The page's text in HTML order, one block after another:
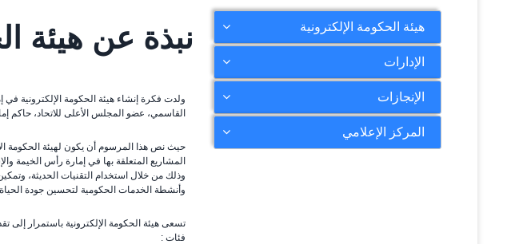
هيئة الحكومة الإلكترونية
الإدارات
الإنجازات
المركز الإعلامي
نبذة عن هيئة
القاسمي، عضو المجلس الأعلى للاتحاد، حاكم
حيث نص هذا المرسوم أن يكون لهيئة الحكومة
المشاريع المتعلقة بها في إمارة رأس الخيمة
وذلك من خلال استخدام التقنيات الحديثة،
وأنشطة الخدمات الحكومية لتحسين جودة الحياة
تسعى هيئة الحكومة الإلكترونية باستمرار إلى
فئات :